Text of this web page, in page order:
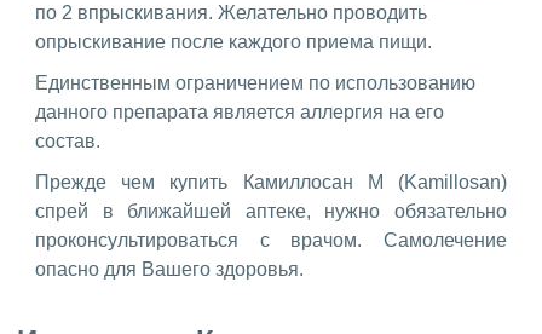
по 2 впрыскивания. Желательно проводить
опрыскивание после каждого приема пищи.
Единственным ограничением по использованию
данного препарата является аллергия на его
состав.
Прежде чем купить Камиллосан М (Kamillosan)
спрей в ближайшей аптеке, нужно обязательно
проконсультироваться с врачом. Самолечение
опасно для Вашего здоровья.